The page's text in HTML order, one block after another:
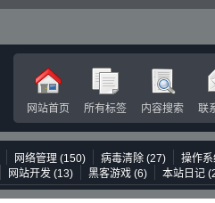
网站首页 所有标签 内容搜索 联
网络管理 (150) 病毒清除 (27)
操作
网站开发 (13) 黑客游戏 (6) 本站日记